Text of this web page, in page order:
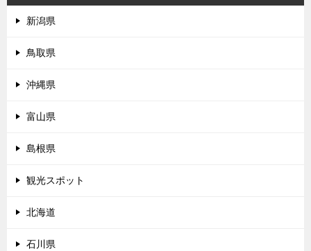
新潟県
鳥取県
沖縄県
富山県
島根県
観光スポット
北海道
石川県